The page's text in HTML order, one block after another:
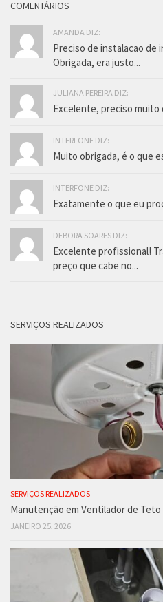
COMENTÁRIOS
AMANDA DIZ:
Preciso de instalacao
Obrigada, era justo...
JULIANA PEREIRA DIZ:
Excelente, preciso muito
INTERFONE DIZ:
Muito obrigada, é o que
INTERFONE DIZ:
Exatamente o que eu
DEBORA SOARES DIZ:
Excelente profissional!
preço que cabe no...
SERVIÇOS REALIZADOS
SERVIÇOS REALIZADOS
Manutenção em Ventilador de Teto
JANEIRO 25, 2026